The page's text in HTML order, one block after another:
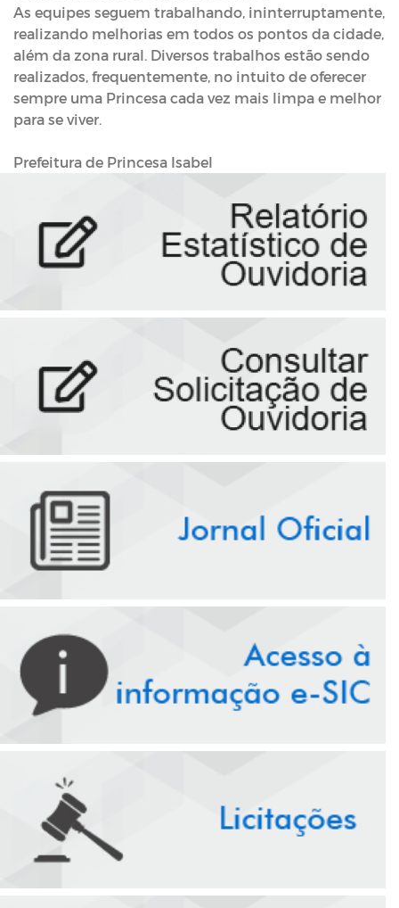
As equipes seguem trabalhando, ininterruptamente,
realizando melhorias em todos os pontos da cidade,
além da zona rural. Diversos trabalhos estão sendo
realizados, frequentemente, no intuito de oferecer
sempre uma Princesa cada vez mais limpa e melhor
para se viver.
Prefeitura de Princesa Isabel